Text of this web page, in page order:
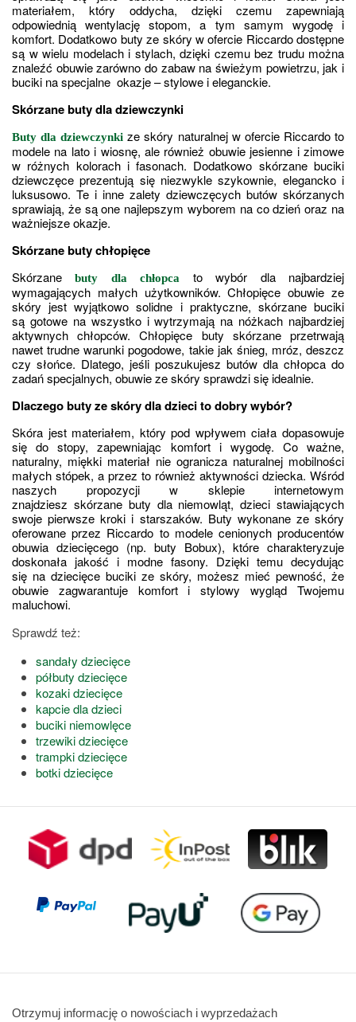
materiałem, który oddycha, dzięki czemu zapewniają
odpowiednią wentylację stopom, a tym samym wygodę i
komfort. Dodatkowo buty ze skóry w ofercie Riccardo dostępne
są w wielu modelach i stylach, dzięki czemu bez trudu można
znaleźć obuwie zarówno do zabaw na świeżym powietrzu, jak i
buciki na specjalne  okazje – stylowe i eleganckie.
Skórzane buty dla dziewczynki
Buty dla dziewczynki ze skóry naturalnej w ofercie Riccardo to
modele na lato i wiosnę, ale również obuwie jesienne i zimowe
w różnych kolorach i fasonach. Dodatkowo skórzane buciki
dziewczęce prezentują się niezwykle szykownie, elegancko i
luksusowo. Te i inne zalety dziewczęcych butów skórzanych
sprawiają, że są one najlepszym wyborem na co dzień oraz na
ważniejsze okazje.
Skórzane buty chłopięce
Skórzane buty dla chłopca
to wybór dla najbardziej
wymagających małych użytkowników. Chłopięce obuwie ze
skóry jest wyjątkowo solidne i praktyczne, skórzane buciki
są gotowe na wszystko i wytrzymają na nóżkach najbardziej
aktywnych chłopców. Chłopięce buty skórzane przetrwają
nawet trudne warunki pogodowe, takie jak śnieg, mróz, deszcz
czy słońce. Dlatego, jeśli poszukujesz butów dla chłopca do
zadań specjalnych, obuwie ze skóry sprawdzi się idealnie.
Dlaczego buty ze skóry dla dzieci to dobry wybór?
Skóra jest materiałem, który pod wpływem ciała dopasowuje
się do stopy, zapewniając komfort i wygodę. Co ważne,
naturalny, miękki materiał nie ogranicza naturalnej mobilności
małych stópek, a przez to również aktywności dziecka. Wśród
naszych propozycji w sklepie internetowym
znajdziesz skórzane buty dla niemowląt, dzieci stawiających
swoje pierwsze kroki i starszaków. Buty wykonane ze skóry
oferowane przez Riccardo to modele cenionych producentów
obuwia dziecięcego (np. buty Bobux), które charakteryzuje
doskonała jakość i modne fasony. Dzięki temu decydując
się na dziecięce buciki ze skóry, możesz mieć pewność, że
obuwie zagwarantuje komfort i stylowy wygląd Twojemu
maluchowi.
Sprawdź też:
sandały dziecięce
półbuty dziecięce
kozaki dziecięce
kapcie dla dzieci
buciki niemowlęce
trzewiki dziecięce
trampki dziecięce
botki dziecięce
Otrzymuj informację o nowościach i wyprzedażach